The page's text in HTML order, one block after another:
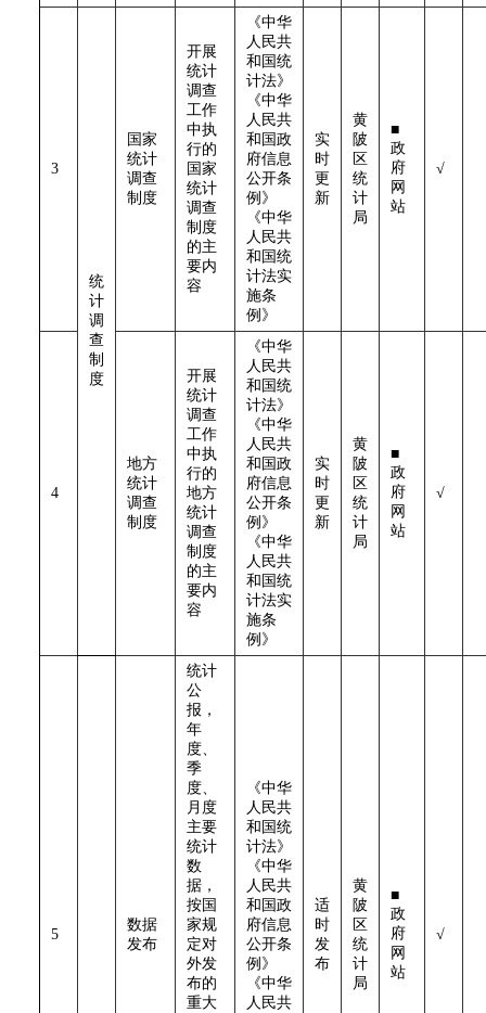
3
统
计
调
查
制
度
国家
统计
调查
制度
开展
统计
调查
工作
中执
行的
国家
统计
调查
制度
的主
要内
容
《中华
人民共
和国统
计法》
《中华
人民共
和国政
府信息
公开条
例》
《中华
人民共
和国统
计法实
施条
例》
实
时
更
新
黄
陂
区
统
计
局
■
政
府
网
站
√
4
地方
统计
调查
制度
开展
统计
调查
工作
中执
行的
地方
统计
调查
制度
的主
要内
容
《中华
人民共
和国统
计法》
《中华
人民共
和国政
府信息
公开条
例》
《中华
人民共
和国统
计法实
施条
例》
实
时
更
新
黄
陂
区
统
计
局
■
政
府
网
站
√
5
数据
发布
统计
公
报，
年
度、
季
度、
月度
主要
统计
数
据，
按国
家规
定对
外发
布的
重大
《中华
人民共
和国统
计法》
《中华
人民共
和国政
府信息
公开条
例》
《中华
人民共
适
时
发
布
黄
陂
区
统
计
局
■
政
府
网
站
√